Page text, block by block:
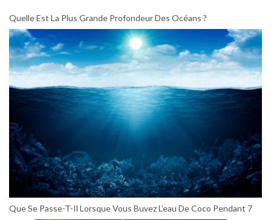
Quelle Est La Plus Grande Profondeur Des Océans ?
Que Se Passe-T-Il Lorsque Vous Buvez L’eau De Coco Pendant 7